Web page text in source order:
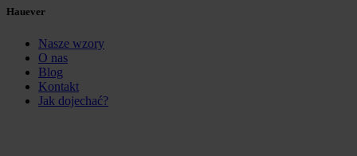
Hauever
Nasze wzory
O nas
Blog
Kontakt
Jak dojechać?